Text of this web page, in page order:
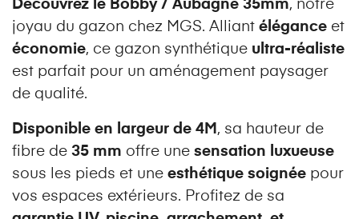
Découvrez le Bobby / Aubagne 35mm, notre
joyau du gazon chez MGS. Alliant élégance et
économie, ce gazon synthétique ultra-réaliste
est parfait pour un aménagement paysager
de qualité.
Disponible en largeur de 4M , sa hauteur de
fibre de 35 mm offre une sensation luxueuse
sous les pieds et une esthétique soignée pour
vos espaces extérieurs. Profitez de sa